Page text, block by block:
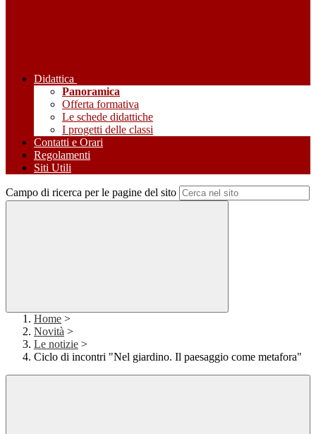
Didattica
Panoramica
Offerta formativa
Le schede didattiche
I progetti delle classi
Contatti e Orari
Regolamenti
Siti Utili
Campo di ricerca per le pagine del sito
Home >
Novità >
Le notizie >
Ciclo di incontri "Nel giardino. Il paesaggio come metafora"